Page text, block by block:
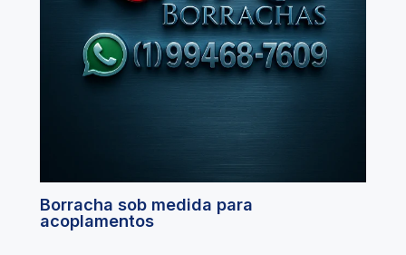
Borracha sob medida para
acoplamentos